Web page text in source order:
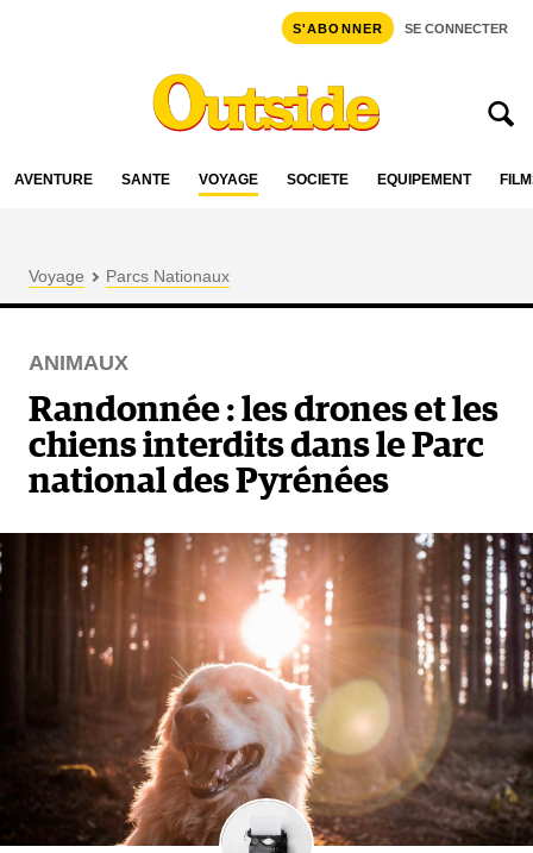
S'ABONNER SE CONNECTER
AVENTURE SANTÉ VOYAGE SOCIÉTÉ ÉQUIPEMENT
Voyage Parcs Nationaux
ANIMAUX
Randonnée : les drones et les
chiens interdits dans le Parc
national des Pyrénées